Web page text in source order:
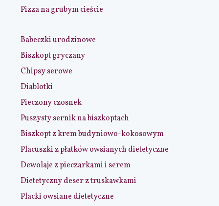
Pizza na grubym cieście
Babeczki urodzinowe
Biszkopt gryczany
Chipsy serowe
Diablotki
Pieczony czosnek
Puszysty sernik na biszkoptach
Biszkopt z krem budyniowo-kokosowym
Placuszki z płatków owsianych dietetyczne
Dewolaje z pieczarkami i serem
Dietetyczny deser z truskawkami
Placki owsiane dietetyczne